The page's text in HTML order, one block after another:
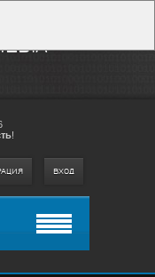
игры
!
ВХОД